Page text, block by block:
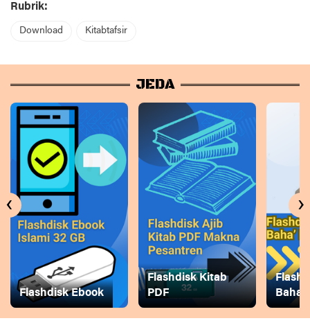
Rubrik:
Download Kitabtafsir
JEDA
Flashdisk Ebook
Flashdisk Kitab
PDF
Baha
‹ ›